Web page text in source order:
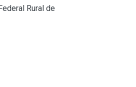
Rural de